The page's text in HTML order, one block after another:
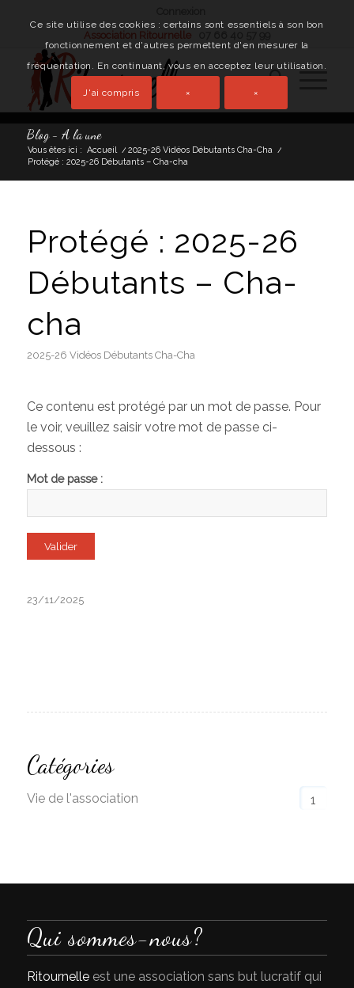
Association Ritournelle
Blog - A la une
Vous êtes ici : Accueil / 2025-26 Vidéos Débutants Cha-Cha /
Protégé : 2025-26 Débutants – Cha-cha
Protégé : 2025-26
Débutants – Cha-
cha
2025-26 Vidéos Débutants Cha-Cha
Ce contenu est protégé par un mot de passe. Pour
le voir, veuillez saisir votre mot de passe ci-
dessous :
Mot de passe :
23/11/2025
Catégories
Vie de l'association 1
Qui sommes-nous?
Ritournelleest une association sans but lucratif qui
Ce site utilise des cookies : certains sont essentiels à son bon
fonctionnement et d'autres permettent d'en mesurer la
fréquentation. En continuant, vous en acceptez leur utilisation.
J'ai compris × ×